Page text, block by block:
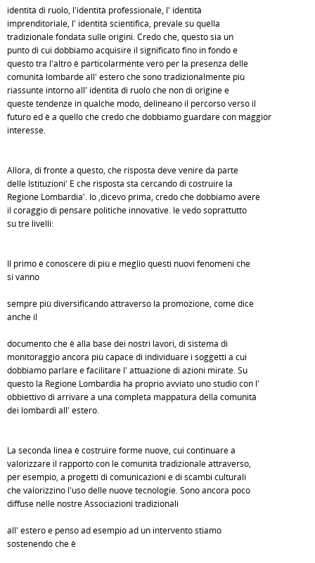
identità di ruolo, l'identità professionale, l' identità
imprenditoriale, l' identità scientifica, prevale su quella
tradizionale fondata sulle origini. Credo che, questo sia un
punto di cui dobbiamo acquisire il significato fino in fondo e
questo tra l'altro è particolarmente vero per la presenza delle
comunità lombarde all' estero che sono tradizionalmente più
riassunte intorno all' identità di ruolo che non di origine e
queste tendenze in qualche modo, delineano il percorso verso il
futuro ed è a quello che credo che dobbiamo guardare con maggior
interesse.
Allora, di fronte a questo, che risposta deve venire da parte
delle Istituzioni' E che risposta sta cercando di costruire la
Regione Lombardia'. Io ,dicevo prima, credo che dobbiamo avere
il coraggio di pensare politiche innovative. le vedo soprattutto
su tre livelli:
Il primo è conoscere di più e meglio questi nuovi fenomeni che
si vanno
sempre più diversificando attraverso la promozione, come dice
anche il
documento che è alla base dei nostri lavori, di sistema di
monitoraggio ancora più capace di individuare i soggetti a cui
dobbiamo parlare e facilitare l' attuazione di azioni mirate. Su
questo la Regione Lombardia ha proprio avviato uno studio con l'
obbiettivo di arrivare a una completa mappatura della comunità
dei lombardi all' estero.
La seconda linea è costruire forme nuove, cui continuare a
valorizzare il rapporto con le comunità tradizionale attraverso,
per esempio, a progetti di comunicazioni e di scambi culturali
che valorizzino l'uso delle nuove tecnologie. Sono ancora poco
diffuse nelle nostre Associazioni tradizionali
all' estero e penso ad esempio ad un intervento stiamo
sostenendo che è